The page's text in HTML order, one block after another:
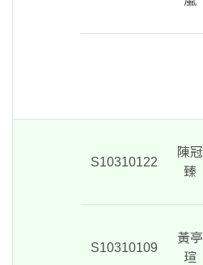
S10310122
陳冠
臻
S10310109
黃亭
瑄